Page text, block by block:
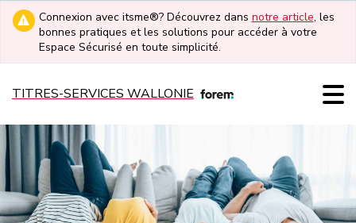
Connexion avec itsme®? Découvrez dans notre article, les
bonnes pratiques et les solutions pour accéder à votre
Espace Sécurisé en toute simplicité.
TITRES-SERVICES WALLONIE